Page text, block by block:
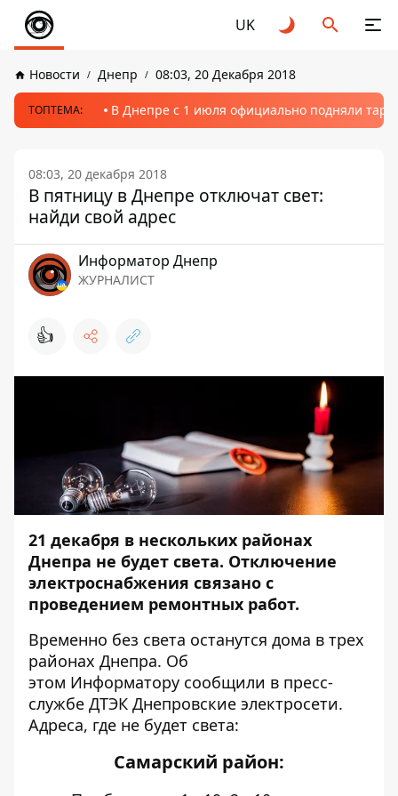
UK
Новости Днепр 08:03, 20 Декабря 2018
ТОПТЕМА: В Днепре с 1 июля официально подняли
08:03, 20 декабря 2018
В пятницу в Днепре отключат свет:
найди свой адрес
Информатор Днепр
ЖУРНАЛИСТ
👍
21 декабря в нескольких районах
Днепра не будет света. Отключение
электроснабжения связано с
проведением ремонтных работ.
Временно без света останутся дома в трех
районах Днепра. Об
этом Информатору сообщили в пресс-
службе ДТЭК Днепровские электросети.
Адреса, где не будет света:
Самарский район: